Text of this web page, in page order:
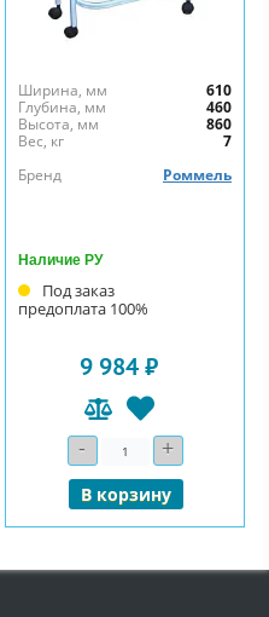
Ширина, мм
610
Глубина, мм
460
Высота, мм
860
Вес, кг
7
Бренд
Роммель
Наличие РУ
Под заказ
предоплата 100%
9 984 ₽
- Количество+
В корзину